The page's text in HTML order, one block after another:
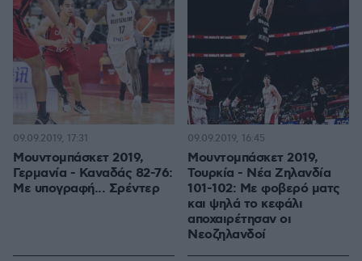
Μουντομπάσκετ 2019,
Γερμανία - Καναδάς 82-76:
Με υπογραφή... Σρέντερ
09.09.2019, 17:31
Μουντομπάσκετ 2019,
Τουρκία - Νέα Ζηλανδία
101-102: Με φοβερό ματς
και ψηλά το κεφάλι
αποχαιρέτησαν οι
Νεοζηλανδοί
09.09.2019, 16:45